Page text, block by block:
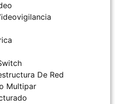
De Red
Multipar